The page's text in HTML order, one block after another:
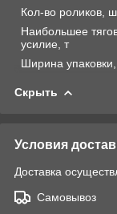
Кол-во роликов,
Наибольшее
усилие, т
Ширина
Скрыть
Условия
Доставка
Самовывоз